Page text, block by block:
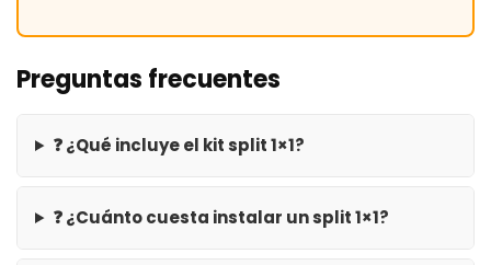
Preguntas frecuentes
❓ ¿Qué incluye el kit split 1×1?
❓ ¿Cuánto cuesta instalar un split 1×1?